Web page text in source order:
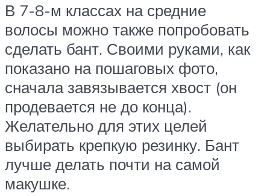
В 7-8-м классах на средние
волосы можно также попробовать
сделать бант. Своими руками, как
показано на пошаговых фото,
сначала завязывается хвост (он
продевается не до конца).
Желательно для этих целей
выбирать крепкую резинку. Бант
лучше делать почти на самой
макушке.